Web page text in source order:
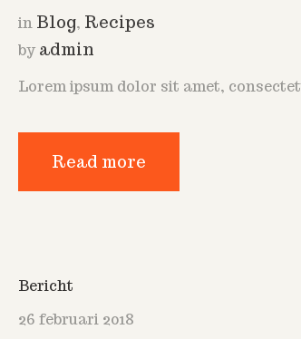
in Blog, Recipes
by admin
Lorem ipsum dolor sit amet,
Read more
Bericht
26 februari 2018